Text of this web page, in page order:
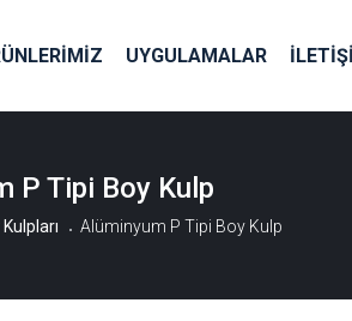
UYGULAMALAR
P Tipi Boy Kulp
Alüminyum P Tipi Boy Kulp